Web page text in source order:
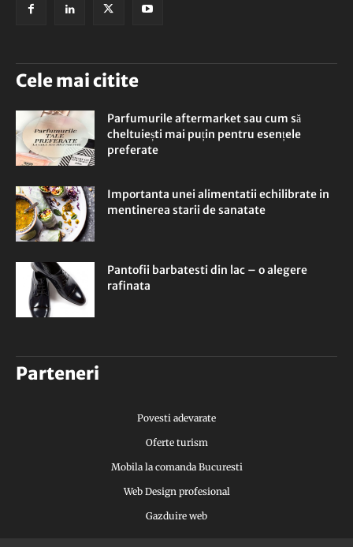
Cele mai citite
Parfumurile aftermarket sau cum să
cheltuiești mai puțin pentru esențele
preferate
Importanta unei alimentatii echilibrate in
mentinerea starii de sanatate
Pantofii barbatesti din lac – o alegere
rafinata
Parteneri
Povesti adevarate
Oferte turism
Mobila la comanda Bucuresti
Web Design profesional
Gazduire web